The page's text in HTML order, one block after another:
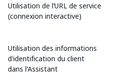
Utilisation de l’URL de service
(connexion interactive)
Utilisation des informations
d'identification du client
dans l'Assistant